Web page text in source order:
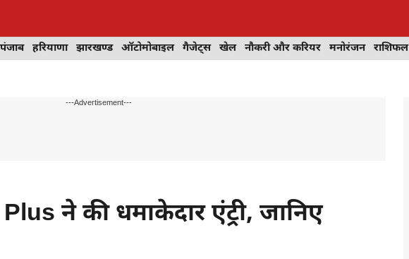
पंजाब हरियाणा झारखण्ड ऑटोमोबाइल गैजेट्स खेल नौकरी और करियर मनोरंजन राशिफल
---Advertisement---
ने की धमाकेदार एंट्री, जानिए